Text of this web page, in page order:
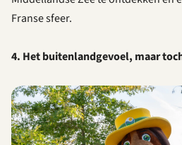
Franse sfeer.
4. Het buitenlandgevoel, maar